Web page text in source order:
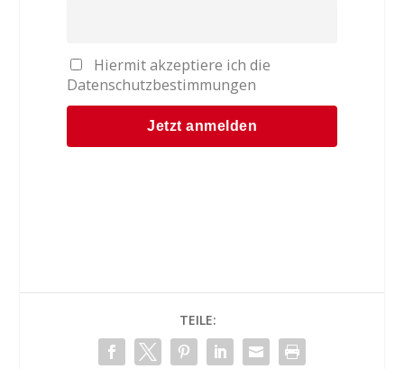
Hiermit akzeptiere ich die
Datenschutzbestimmungen
TEILE: